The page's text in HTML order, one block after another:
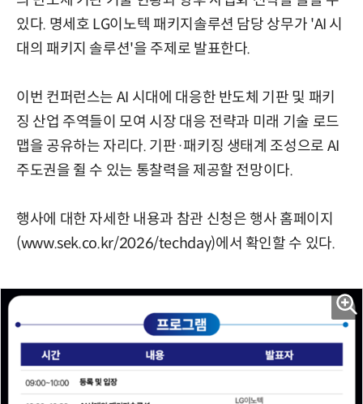
있다. 명세호 LG이노텍 패키지솔루션 담당 상무가 'AI 시
대의 패키지 솔루션'을 주제로 발표한다.
이번 컨퍼런스는 AI 시대에 대응한 반도체 기판 및 패키
징 산업 주역들이 모여 시장 대응 전략과 미래 기술 로드
맵을 공유하는 자리다. 기판·패키징 생태계 조성으로 AI
주도권을 쥘 수 있는 통찰력을 제공할 전망이다.
행사에 대한 자세한 내용과 참관 신청은 행사 홈페이지
(www.sek.co.kr/2026/techday)에서 확인할 수 있다.